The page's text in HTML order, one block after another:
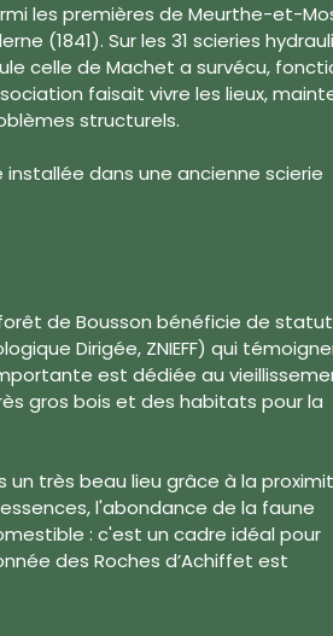
les premières de Meurthe-et-
(1841). Sur les 31 scieries
celle de Machet a survécu,
faisait vivre les lieux,
structurels.
dans une ancienne scierie
de Bousson bénéficie de
Dirigée, ZNIEFF) qui
est dédiée au
gros bois et des habitats pour la
très beau lieu grâce à la
l'abondance de la faune
: c'est un cadre idéal pour
des Roches d’Achiffet est